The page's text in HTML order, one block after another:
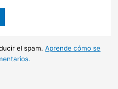
el spam.Aprende cómo se